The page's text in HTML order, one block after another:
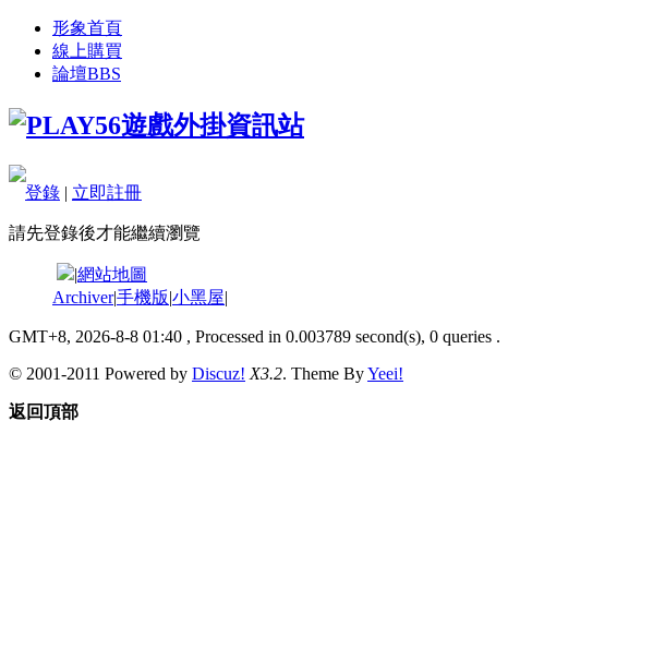
形象首頁
線上購買
論壇BBS
登錄 | 立即註冊
請先登錄後才能繼續瀏覽
|網站地圖
Archiver|手機版|小黑屋|
GMT+8, 2026-8-8 01:40 , Processed in 0.003789 second(s), 0 queries .
© 2001-2011 Powered by Discuz! X3.2. Theme ByYeei!
返回頂部